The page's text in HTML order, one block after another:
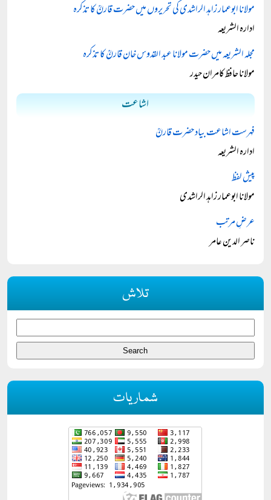
مولانا ابوعمار زاہد الراشدی کی تحریروں میں حضرت قارنؒ کا تذکرہ
ادارہ الشریعہ
مجلہ الشریعہ میں حضرت مولانا عبد القدوس خان قارنؒ کا تذکرہ
مولانا حافظ کامران حیدر
اشاعت
فہرست اشاعت بیاد حضرت قارنؒ
ادارہ الشریعہ
پیش لفظ
مولانا ابوعمار زاہد الراشدی
عرضِ مرتب
ناصر الدین عامر
تلاش
شماریات